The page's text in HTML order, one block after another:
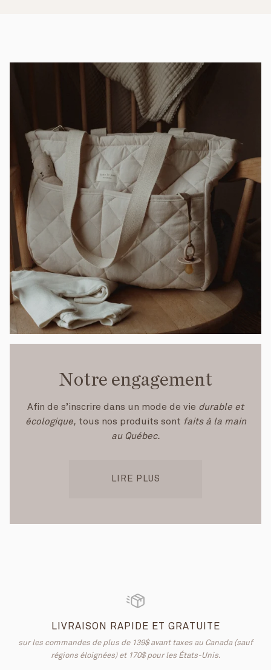
Notre engagement
Afin de s’inscrire dans un mode de vie durable et
écologique, tous nos produits sont faits à la main
au Québec.
LIRE PLUS
LIVRAISON RAPIDE ET GRATUITE
sur les commandes de plus de 139$ avant taxes au Canada (sauf
régions éloignées) et 170$ pour les États-Unis.